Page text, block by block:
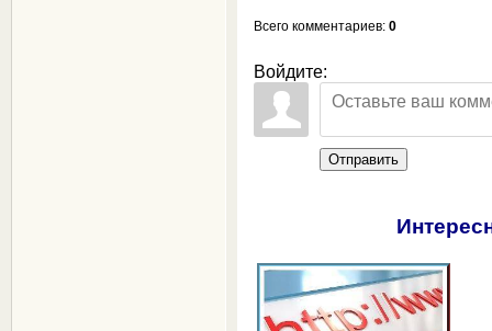
Всего комментариев: 0
Войдите:
Отправить